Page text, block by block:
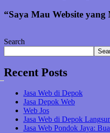
“Saya Mau Website
Search
Recent Posts
Jasa Web di Depok
Jasa Depok Web
Web Jos
Jasa Web di Depok
Jasa Web Pondok Jaya: